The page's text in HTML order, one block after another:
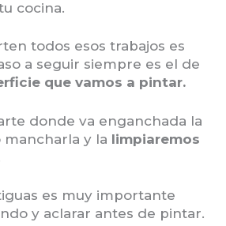
cocina.
todos esos trabajos es
a seguir siempre es el de
que vamos a pintar.
donde va enganchada la
mancharla y la limpiaremos
es muy importante
y aclarar antes de pintar.